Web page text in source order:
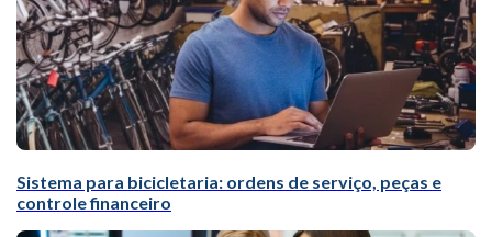
Sistema para bicicletaria: ordens de serviço, peças e
controle financeiro